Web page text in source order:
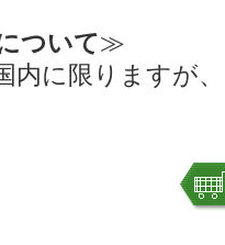
ついて≫
内に限りますが